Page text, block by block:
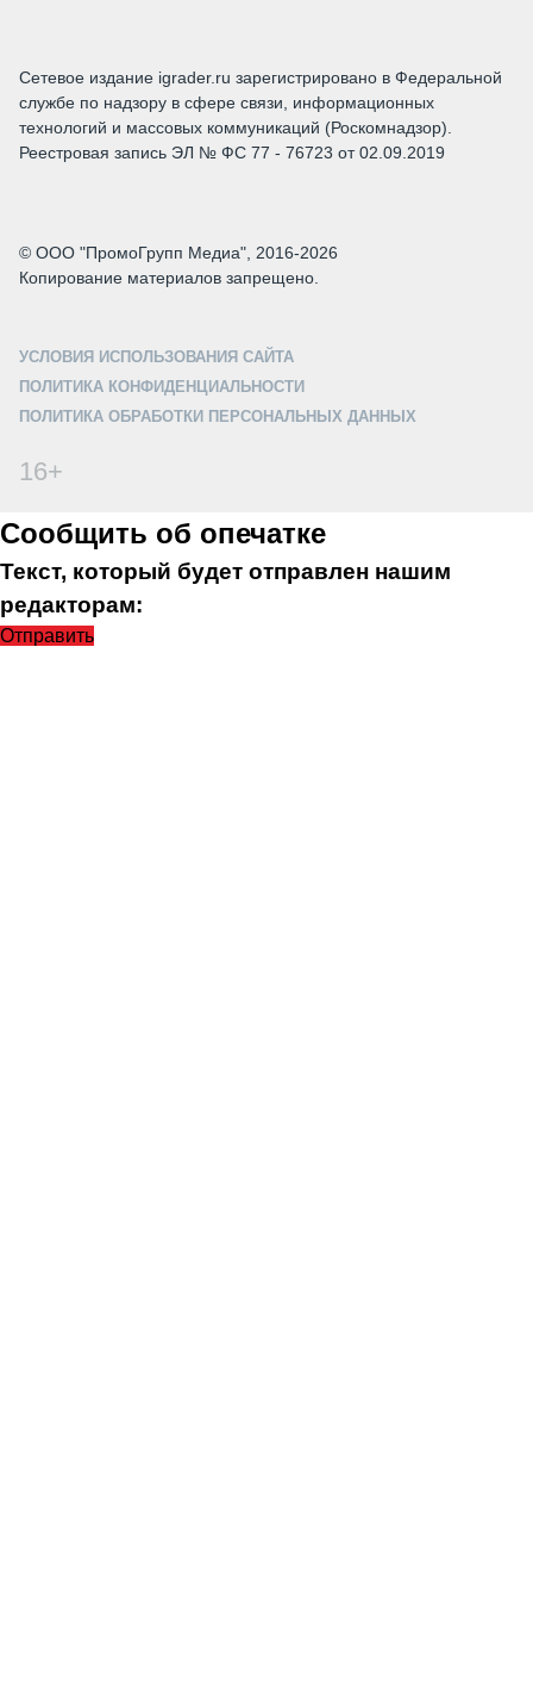
Сетевое издание igrader.ru зарегистрировано в Федеральной
службе по надзору в сфере связи, информационных
технологий и массовых коммуникаций (Роскомнадзор).
Реестровая запись ЭЛ № ФС 77 - 76723 от 02.09.2019
© ООО "ПромоГрупп Медиа", 2016-2026
Копирование материалов запрещено.
УСЛОВИЯ ИСПОЛЬЗОВАНИЯ САЙТА
ПОЛИТИКА КОНФИДЕНЦИАЛЬНОСТИ
ПОЛИТИКА ОБРАБОТКИ ПЕРСОНАЛЬНЫХ ДАННЫХ
16+
Сообщить об опечатке
Текст, который будет отправлен нашим
редакторам:
Отправить